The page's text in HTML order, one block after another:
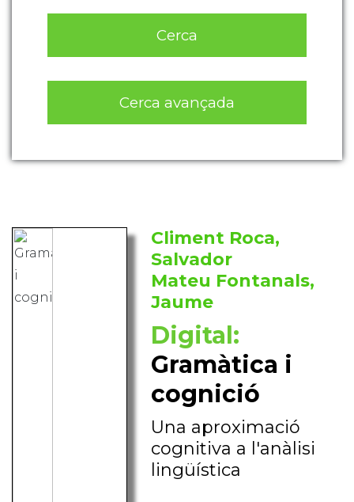
Cerca
Cerca avançada
Climent Roca,
Salvador
Mateu Fontanals,
Jaume
Digital:
Gramàtica i
cognició
Una aproximació
cognitiva a l'anàlisi
lingüística